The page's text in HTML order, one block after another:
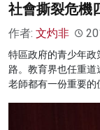
社會撕裂危機
作者: 文灼非
特區政府的青少年政
路。教育界也任重
老師都有一份重要的